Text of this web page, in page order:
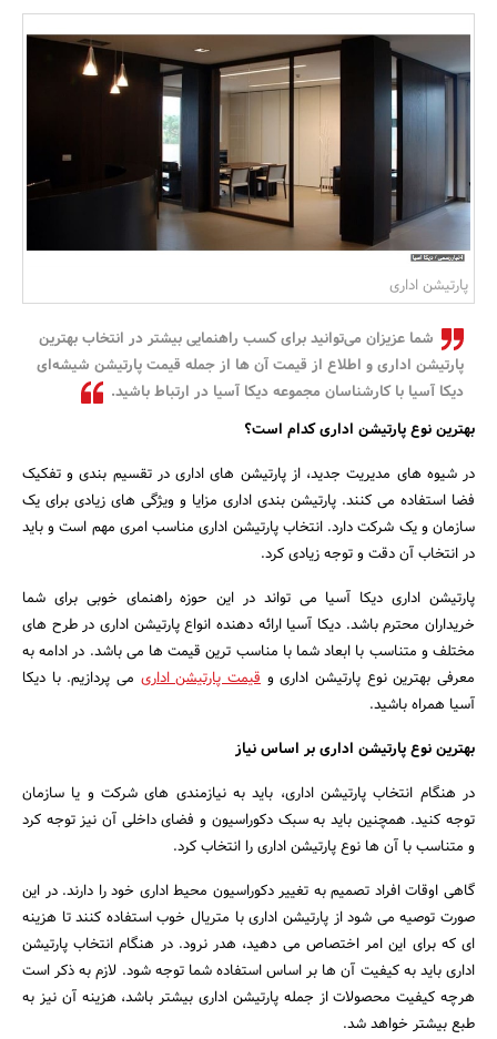
بانک، بیمه و سرمایه
مسکن و ساختمان
جستجو
پارتیشن اداری
شما عزیزان می‌توانید برای کسب راهنمایی بیشتر در انتخاب بهترین
پارتیشن اداری و اطلاع از قیمت آن ها از جمله قیمت پارتیشن شیشه‌ای
دیکا آسیا با کارشناسان مجموعه دیکا آسیا در ارتباط باشید.
بهترین نوع پارتیشن اداری کدام است؟
در شیوه های مدیریت جدید، از پارتیشن های اداری در تقسیم بندی و تفکیک
فضا استفاده می کنند. پارتیشن بندی اداری مزایا و ویژگی های زیادی برای یک
سازمان و یک شرکت دارد. انتخاب پارتیشن اداری مناسب امری مهم است و باید
در انتخاب آن دقت و توجه زیادی کرد.
پارتیشن اداری دیکا آسیا می تواند در این حوزه راهنمای خوبی برای شما
خریداران محترم باشد. دیکا آسیا ارائه دهنده انواع پارتیشن اداری در طرح های
مختلف و متناسب با ابعاد شما با مناسب ترین قیمت ها می باشد. در ادامه به
معرفی بهترین نوع پارتیشن اداری و قیمت پارتیشن اداری می پردازیم. با دیکا
آسیا همراه باشید.
بهترین نوع پارتیشن اداری بر اساس نیاز
در هنگام انتخاب پارتیشن اداری، باید به نیازمندی های شرکت و یا سازمان
توجه کنید. همچنین باید به سبک دکوراسیون و فضای داخلی آن نیز توجه کرد
و متناسب با آن ها نوع پارتیشن اداری را انتخاب کرد.
گاهی اوقات افراد تصمیم به تغییر دکوراسیون محیط اداری خود را دارند. در این
صورت توصیه می شود از پارتیشن اداری با متریال خوب استفاده کنند تا هزینه
ای که برای این امر اختصاص می دهید، هدر نرود. در هنگام انتخاب پارتیشن
اداری باید به کیفیت آن ها بر اساس استفاده شما توجه شود. لازم به ذکر است
هرچه کیفیت محصولات از جمله پارتیشن اداری بیشتر باشد، هزینه آن نیز به
طبع بیشتر خواهد شد.